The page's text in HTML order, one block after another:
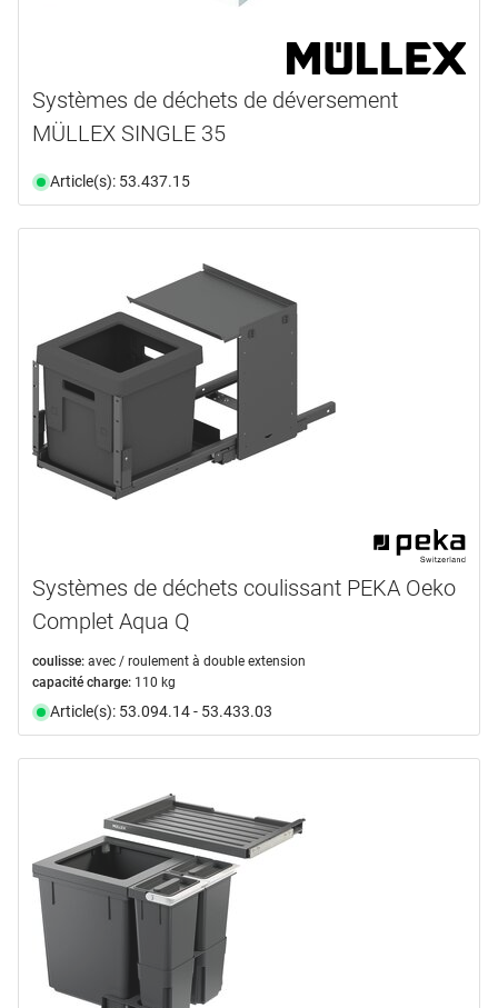
Systèmes de déchets de déversement
MÜLLEX SINGLE 35
Article(s): 53.437.15
Systèmes de déchets coulissant PEKA Oeko
Complet Aqua Q
coulisse: avec / roulement à double extension
capacité charge: 110 kg
Article(s): 53.094.14 - 53.433.03